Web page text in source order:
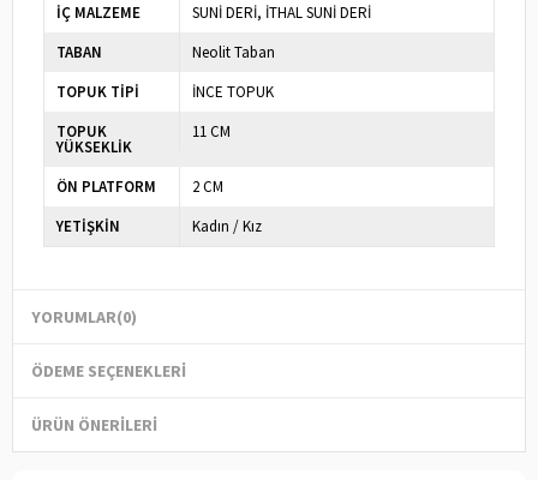
İÇ MALZEME
SUNİ DERİ İTHAL SUNİ DERİ
TABAN
Neolit Taban
TOPUK TİPİ
İNCE TOPUK
TOPUK
YÜKSEKLİK
11 CM
ÖN PLATFORM
2 CM
YETİŞKİN
Kadın / Kız
YORUMLAR(0)
ÖDEME SEÇENEKLERI
ÜRÜN ÖNERILERI